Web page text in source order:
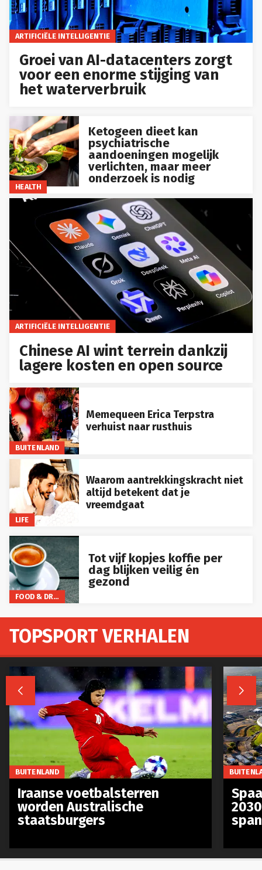
ARTIFICIËLE INTELLIGENTIE
Groei van AI-datacenters zorgt
voor een enorme stijging van
het waterverbruik
HEALTH
Ketogeen dieet kan
psychiatrische
aandoeningen mogelijk
verlichten, maar meer
onderzoek is nodig
ARTIFICIËLE INTELLIGENTIE
Chinese AI wint terrein dankzij
lagere kosten en open source
BUITENLAND
Memequeen Erica Terpstra
verhuist naar rusthuis
LIFE
Waarom aantrekkingskracht niet
altijd betekent dat je
vreemdgaat
FOOD & DRINKS
Tot vijf kopjes koffie per
dag blijken veilig én
gezond
TOPSPORT VERHALEN
 
BUITENLAND
Iraanse voetbalsterren
worden Australische
staatsburgers